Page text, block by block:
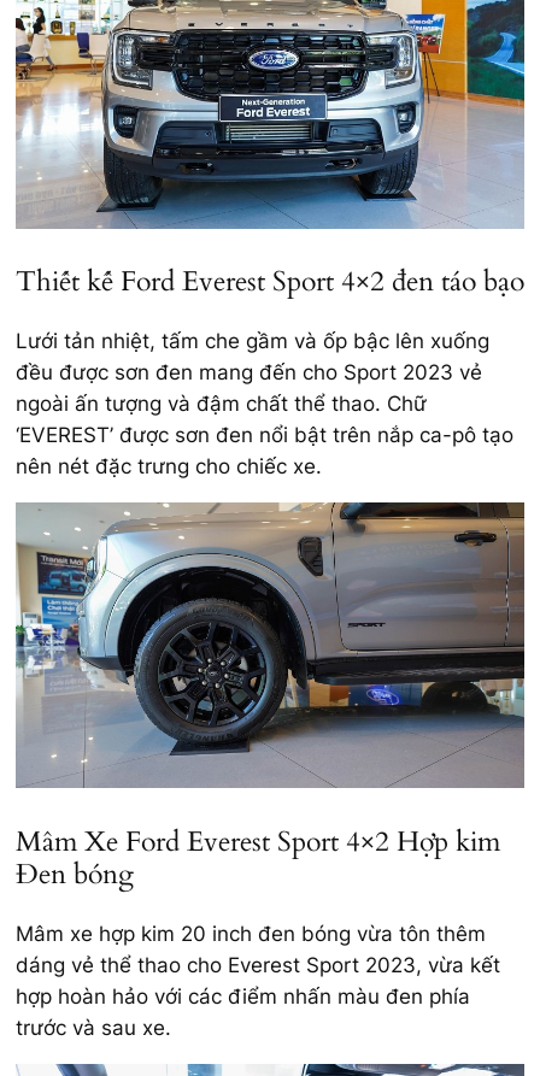
Thiết kế Ford Everest Sport 4×2 đen táo bạo
Lưới tản nhiệt, tấm che gầm và ốp bậc lên xuống
đều được sơn đen mang đến cho Sport 2023 vẻ
ngoài ấn tượng và đậm chất thể thao. Chữ
‘EVEREST’ được sơn đen nổi bật trên nắp ca-pô tạo
nên nét đặc trưng cho chiếc xe.
Mâm Xe Ford Everest Sport 4×2 Hợp kim
Đen bóng
Mâm xe hợp kim 20 inch đen bóng vừa tôn thêm
dáng vẻ thể thao cho Everest Sport 2023, vừa kết
hợp hoàn hảo với các điểm nhấn màu đen phía
trước và sau xe.